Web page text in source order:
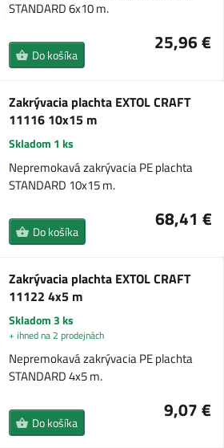
STANDARD 6x10 m.
25,96 €
Do košíka
Zakrývacia plachta EXTOL CRAFT
11116 10x15 m
Skladom 1 ks
Nepremokavá zakrývacia PE plachta
STANDARD 10x15 m.
68,41 €
Do košíka
Zakrývacia plachta EXTOL CRAFT
11122 4x5 m
Skladom 3 ks
+ ihned na 2 prodejnách
Nepremokavá zakrývacia PE plachta
STANDARD 4x5 m.
9,07 €
Do košíka